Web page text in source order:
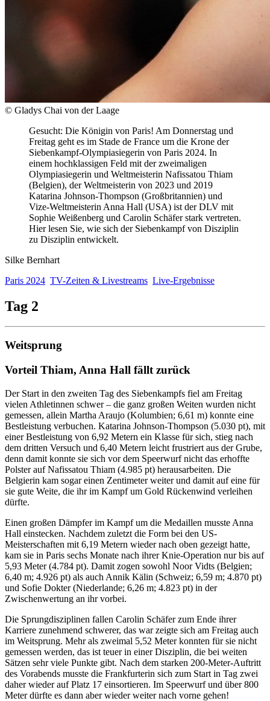
© Gladys Chai von der Laage
Gesucht: Die Königin von Paris! Am Donnerstag und
Freitag geht es im Stade de France um die Krone der
Siebenkampf-Olympiasiegerin von Paris 2024. In
einem hochklassigen Feld mit der zweimaligen
Olympiasiegerin und Weltmeisterin Nafissatou Thiam
(Belgien), der Weltmeisterin von 2023 und 2019
Katarina Johnson-Thompson (Großbritannien) und
Vize-Weltmeisterin Anna Hall (USA) ist der DLV mit
Sophie Weißenberg und Carolin Schäfer stark vertreten.
Hier lesen Sie, wie sich der Siebenkampf von Disziplin
zu Disziplin entwickelt.
Silke Bernhart
Paris 2024 TV-Zeiten & Livestreams Live-Ergebnisse
Tag 2
Weitsprung
Vorteil Thiam, Anna Hall fällt zurück
Der Start in den zweiten Tag des Siebenkampfs fiel am Freitag
vielen Athletinnen schwer – die ganz großen Weiten wurden nicht
gemessen, allein Martha Araujo (Kolumbien; 6,61 m) konnte eine
Bestleistung verbuchen. Katarina Johnson-Thompson (5.030 pt), mit
einer Bestleistung von 6,92 Metern ein Klasse für sich, stieg nach
dem dritten Versuch und 6,40 Metern leicht frustriert aus der Grube,
denn damit konnte sie sich vor dem Speerwurf nicht das erhoffte
Polster auf Nafissatou Thiam (4.985 pt) herausarbeiten. Die
Belgierin kam sogar einen Zentimeter weiter und damit auf eine für
sie gute Weite, die ihr im Kampf um Gold Rückenwind verleihen
dürfte.
Einen großen Dämpfer im Kampf um die Medaillen musste Anna
Hall einstecken. Nachdem zuletzt die Form bei den US-
Meisterschaften mit 6,19 Metern wieder nach oben gezeigt hatte,
kam sie in Paris sechs Monate nach ihrer Knie-Operation nur bis auf
5,93 Meter (4.784 pt). Damit zogen sowohl Noor Vidts (Belgien;
6,40 m; 4.926 pt) als auch Annik Kälin (Schweiz; 6,59 m; 4.870 pt)
und Sofie Dokter (Niederlande; 6,26 m; 4.823 pt) in der
Zwischenwertung an ihr vorbei.
Die Sprungdisziplinen fallen Carolin Schäfer zum Ende ihrer
Karriere zunehmend schwerer, das war zeigte sich am Freitag auch
im Weitsprung. Mehr als zweimal 5,52 Meter konnten für sie nicht
gemessen werden, das ist teuer in einer Disziplin, die bei weiten
Sätzen sehr viele Punkte gibt. Nach dem starken 200-Meter-Auftritt
des Vorabends musste die Frankfurterin sich zum Start in Tag zwei
daher wieder auf Platz 17 einsortieren. Im Speerwurf und über 800
Meter dürfte es dann aber wieder weiter nach vorne gehen!